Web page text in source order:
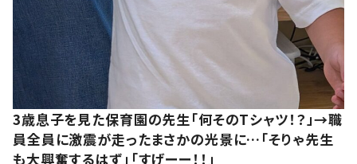
3歳息子を見た保育園の先生「何そのTシャツ！？」→職
員全員に激震が走ったまさかの光景に…「そりゃ先生
も大興奮するはず」「すげーー！！」